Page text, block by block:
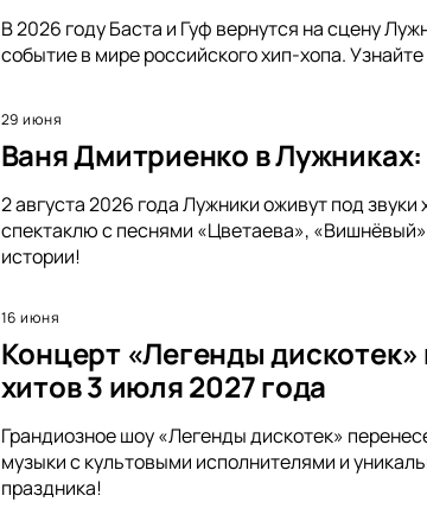
В 2026 году Баста и Гуф вернутся на сцену
событие в мире российского хип-хопа.
29 июня
Ваня Дмитриенко в
2 августа 2026 года Лужники оживут под
спектаклю с песнями «Цветаева»,
истории!
16 июня
Концерт «Легенды
хитов 3 июля 2027 года
Грандиозное шоу «Легенды дискотек»
музыки с культовыми исполнителями и
праздника!